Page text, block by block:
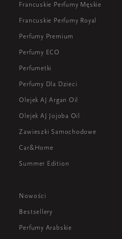
Francuskie Perfumy Męskie
Francuskie Perfumy Royal
Perfumy Premium
Perfumy ECO
Perfumetki
Perfumy Dla Dzieci
Olejek AJ Argan Oil
Olejek AJ Jojoba Oil
Zawieszki Samochodowe
Car&Home
Summer Edition
Nowości
Bestsellery
Perfumy Arabskie